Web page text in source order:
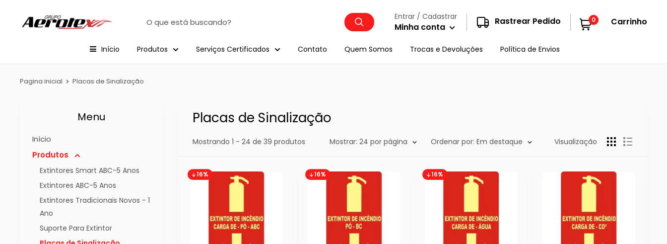
Entrar / Cadastrar
Minha conta
Rastrear Pedido 0 Carrinho
Início Produtos Serviços Certificados Contato Quem Somos Trocas e Devoluções Política de Envios
Pagina inicial Placas de Sinalização
Menu
Início
Produtos
Extintores Smart ABC-5 Anos
Extintores ABC-5 Anos
Extintores Tradicionais Novos - 1
Ano
Suporte Para Extintor
Placas de Sinalização
Mostrando 1 - 24 de 39 produtos Mostrar: 24 por página Ordenar por: Em destaque Visualização
16% 16% 16%